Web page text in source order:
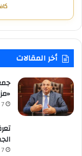
أخر المقالات
7 أغسطس، 2026
7 أغسطس، 2026